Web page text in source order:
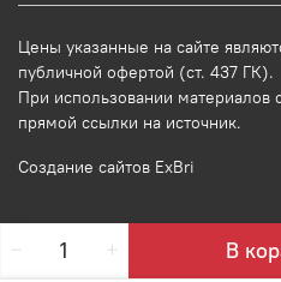
В
Цены указанные на сайте
публичной офертой (ст. 437 ГК).
При использовании материалов
прямой ссылки на источник.
Создание сайтов ExBri